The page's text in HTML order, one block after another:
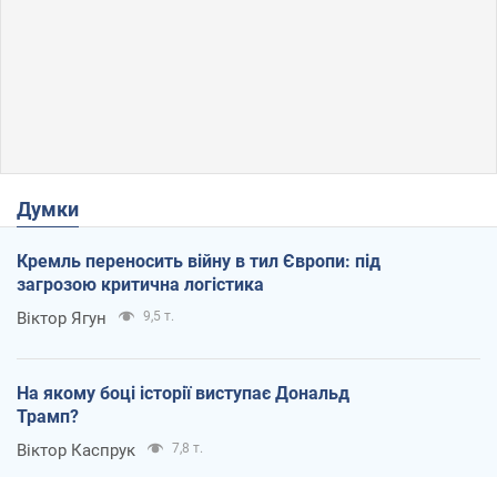
Думки
Кремль переносить війну в тил Європи: під
загрозою критична логістика
Віктор Ягун 9,5 т.
На якому боці історії виступає Дональд
Трамп?
Віктор Каспрук 7,8 т.